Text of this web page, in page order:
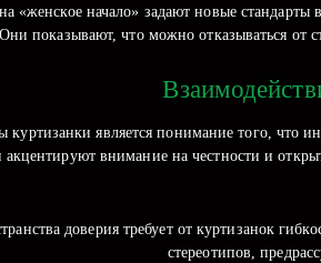
«женское начало» задают новые
показывают, что можно отказываться от
является понимание того, что
внимание на честности и
доверия требует от куртизанок
стереотипов,